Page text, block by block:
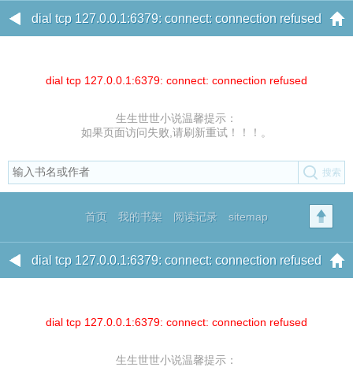
dial tcp 127.0.0.1:6379: connect: connection refused
dial tcp 127.0.0.1:6379: connect: connection refused
生生世世小说温馨提示：
如果页面访问失败,请刷新重试！！！。
首页 我的书架 阅读记录 sitemap
dial tcp 127.0.0.1:6379: connect: connection refused
dial tcp 127.0.0.1:6379: connect: connection refused
生生世世小说温馨提示：